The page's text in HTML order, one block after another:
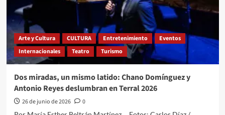
Arte y Cultura CULTURA Entretenimiento
Eventos
Internacionales
Teatro Turismo
Dos miradas, un mismo latido: Chano Domínguez y
Antonio Reyes deslumbran en Terral 2026
26 de junio de 2026
0